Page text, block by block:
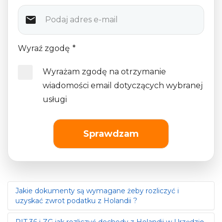
Wyraź zgodę *
Wyrażam zgodę na otrzymanie
wiadomości email dotyczących wybranej
usługi
Sprawdzam
Jakie dokumenty są wymagane żeby rozliczyć i
uzyskać zwrot podatku z Holandii ?